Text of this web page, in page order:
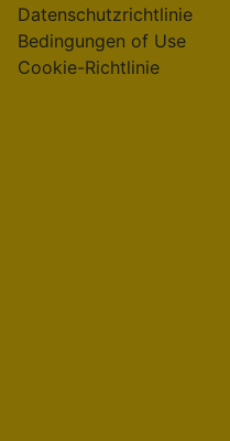
Datenschutzrichtlinie
Bedingungen of Use
Cookie-Richtlinie